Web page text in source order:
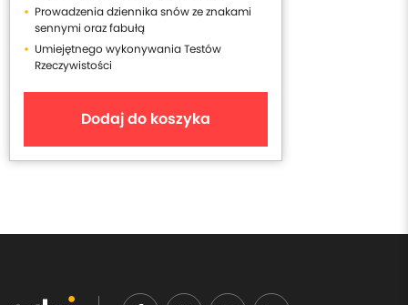
Prowadzenia dziennika snów ze znakami
sennymi oraz fabułą
Umiejętnego wykonywania Testów
Rzeczywistości
Dodaj do koszyka